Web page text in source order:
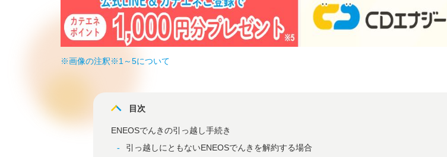
※画像の注釈※1～5について
目次
ENEOSでんきの引っ越し手続き
引っ越しにともないENEOSでんきを解約する場合